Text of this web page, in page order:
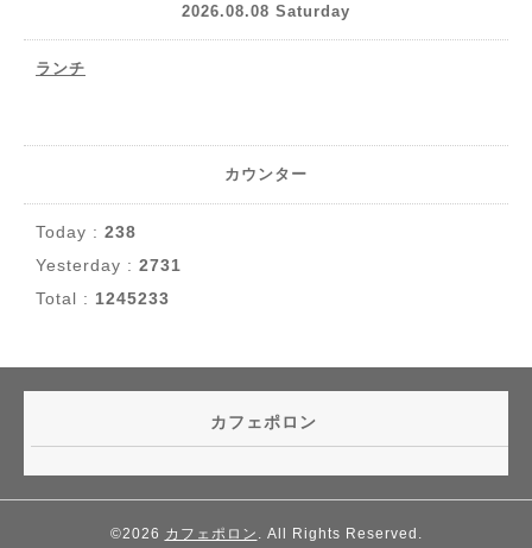
2026.08.08 Saturday
ランチ
カウンター
Today : 238
Yesterday : 2731
Total : 1245233
カフェポロン
©2026 カフェポロン . All Rights Reserved.